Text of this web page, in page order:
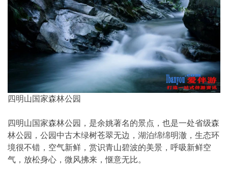
四明山国家森林公园
四明山国家森林公园，是余姚著名的景点，也是一处省级森
林公园，公园中古木绿树苍翠无边，湖泊绵绵明澈，生态环
境很不错，空气新鲜，赏识青山碧波的美景，呼吸新鲜空
气，放松身心，微风拂来，惬意无比。